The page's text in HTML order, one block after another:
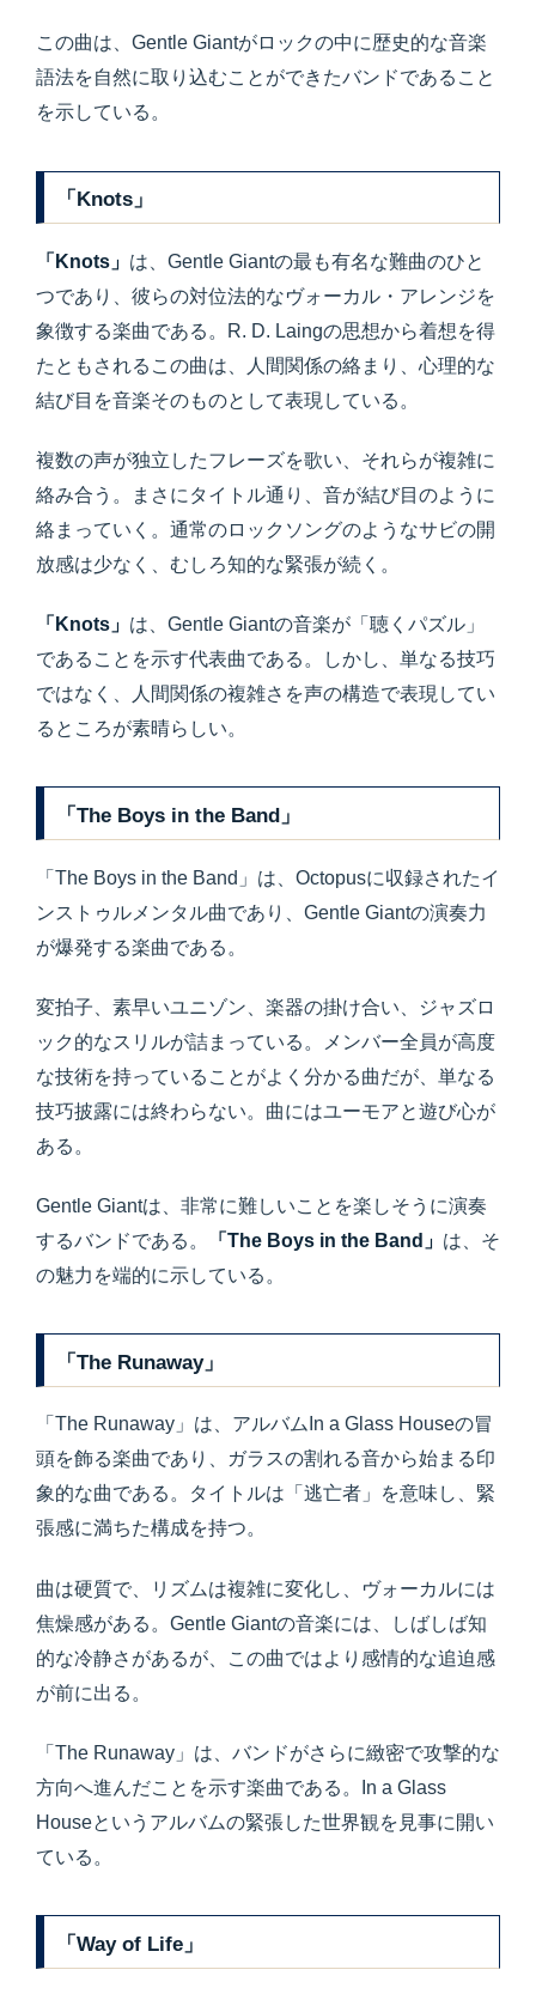
この曲は、Gentle Giantがロックの中に歴史的な音楽
語法を自然に取り込むことができたバンドであること
を示している。
「Knots」
「Knots」 は、Gentle Giantの最も有名な難曲のひと
つであり、彼らの対位法的なヴォーカル・アレンジを
象徴する楽曲である。R. D. Laingの思想から着想を得
たともされるこの曲は、人間関係の絡まり、心理的な
結び目を音楽そのものとして表現している。
複数の声が独立したフレーズを歌い、それらが複雑に
絡み合う。まさにタイトル通り、音が結び目のように
絡まっていく。通常のロックソングのようなサビの開
放感は少なく、むしろ知的な緊張が続く。
「Knots」 は、Gentle Giantの音楽が「聴くパズル」
であることを示す代表曲である。しかし、単なる技巧
ではなく、人間関係の複雑さを声の構造で表現してい
るところが素晴らしい。
「The Boys in the Band」
「The Boys in the Band」は、Octopusに収録されたイ
ンストゥルメンタル曲であり、Gentle Giantの演奏力
が爆発する楽曲である。
変拍子、素早いユニゾン、楽器の掛け合い、ジャズロ
ック的なスリルが詰まっている。メンバー全員が高度
な技術を持っていることがよく分かる曲だが、単なる
技巧披露には終わらない。曲にはユーモアと遊び心が
ある。
Gentle Giantは、非常に難しいことを楽しそうに演奏
するバンドである。
「The Boys in the Band」 は、そ
の魅力を端的に示している。
「The Runaway」
「The Runaway」は、アルバムIn a Glass Houseの冒
頭を飾る楽曲であり、ガラスの割れる音から始まる印
象的な曲である。タイトルは「逃亡者」を意味し、緊
張感に満ちた構成を持つ。
曲は硬質で、リズムは複雑に変化し、ヴォーカルには
焦燥感がある。Gentle Giantの音楽には、しばしば知
的な冷静さがあるが、この曲ではより感情的な追迫感
が前に出る。
「The Runaway」は、バンドがさらに緻密で攻撃的な
方向へ進んだことを示す楽曲である。In a Glass
Houseというアルバムの緊張した世界観を見事に開い
ている。
「Way of Life」